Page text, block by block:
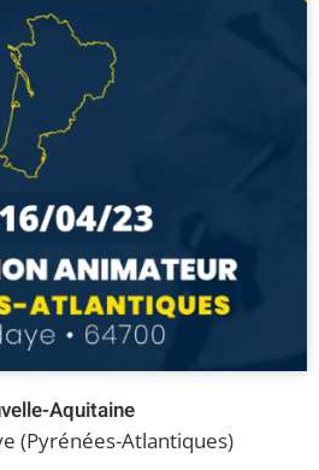
Aquitaine
(Pyrénées-Atlantiques)